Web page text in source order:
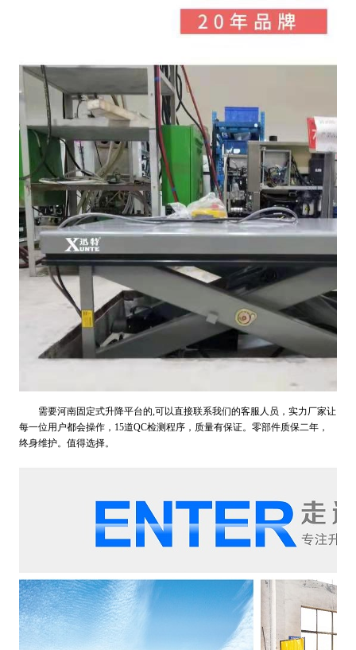
需要河南固定式升降平台的,可以直接联系我们的客服人员，实力厂家让
每一位用户都会操作，15道QC检测程序，质量有保证。零部件质保二年，
终身维护。值得选择。